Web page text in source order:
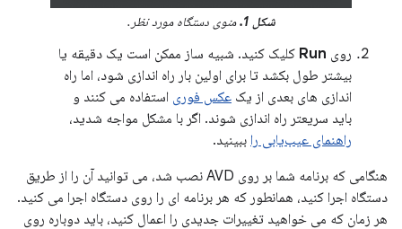
شکل 1. منوی دستگاه مورد نظر.
روی Run کلیک کنید. شبیه ساز ممکن است یک دقیقه یا
بیشتر طول بکشد تا برای اولین بار راه اندازی شود، اما راه
اندازی های بعدی از یک عکس فوری استفاده می کنند و
باید سریعتر راه اندازی شوند. اگر با مشکل مواجه شدید،
راهنمای عیب‌یابی را ببینید.
هنگامی که برنامه شما بر روی AVD نصب شد، می توانید آن را از طریق
دستگاه اجرا کنید، همانطور که هر برنامه ای را روی دستگاه اجرا می کنید.
هر زمان که می خواهید تغییرات جدیدی را اعمال کنید، باید دوباره روی